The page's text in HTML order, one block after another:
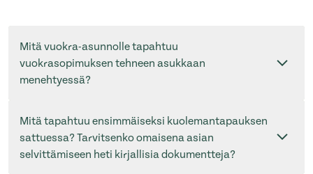
Mitä vuokra-asunnolle tapahtuu
vuokrasopimuksen tehneen asukkaan
menehtyessä?
Mitä tapahtuu ensimmäiseksi kuolemantapauksen
sattuessa? Tarvitsenko omaisena asian
selvittämiseen heti kirjallisia dokumentteja?